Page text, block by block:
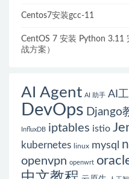
Centos7安装gcc-11
CentOS 7 安装 Python 3.11
战方案）
AI Agent AI 助手 AI
DevOps Django
InfluxDB iptables istio
kubernetes linux mysql
openvpn openwrt